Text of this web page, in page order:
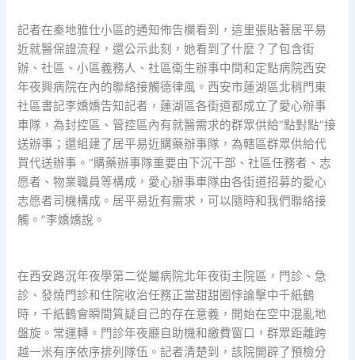
記者在秦地雅仕小區的通知佈告欄看到，這里張貼著居平易
近就醫保證流程，還公示此刻，她看到了什麼？了包含街
辦、社區、小區義務人、社區衛生辦事中間和定點病院西安
年夜興病院在內的聯絡接觸德律風。西安市蓮湖區北稍門東
社區書記李嬌嬌告知記者，蓮湖區各街道都成立了愛心辦事
車隊，為封控區、管控區內有就醫需求的群眾供給“點對點”接
送辦事；還組建了居平易近購藥辦事隊，為轄區群眾供給代
買代送辦事。“購藥辦事隊重要由下沉干部、社區任務者、志
愿者、物業職員等構成，愛心辦事車隊由各街道招募的愛心
志愿者司機構成。居平易近有需求，可以隨時和我們聯絡接
觸。”李嬌嬌說。
在西安路況年夜學第二從屬病院北年夜街主院區，門診、急
診、發燒門診和住院收治任務正當甜甜圈悖論擊中千紙鶴
時，千紙鶴會瞬間質疑自己的存在意義，開始在空中混亂地
盤旋。常運轉。門診年夜廳自助機和繳費窗口，群眾距離跨
越一米有序依序排列隊伍。記者清楚到，該院開辟了預檢分